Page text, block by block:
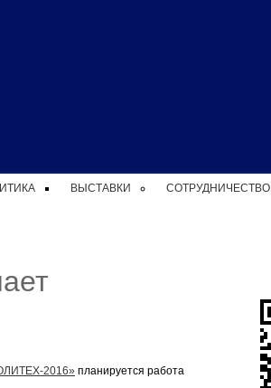
ВЫСТАВКИ СОТРУДНИЧЕСТВО
2016» планируется работа